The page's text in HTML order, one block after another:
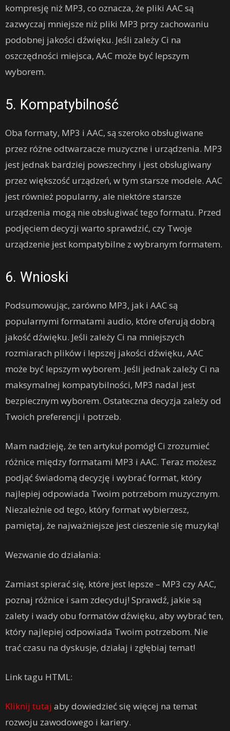
kompresję niż MP3, co oznacza, że pliki AAC są
zazwyczaj mniejsze niż pliki MP3 przy zachowaniu
podobnej jakości dźwięku. Jeśli zależy Ci na
oszczędności miejsca, AAC może być lepszym
wyborem.
5. Kompatybilność
Oba formaty, MP3 i AAC, są szeroko obsługiwane
przez różne odtwarzacze muzyczne i urządzenia. MP3
jest jednak bardziej powszechny i jest obsługiwany
przez większość urządzeń, w tym starsze modele. AAC
jest również popularny, ale niektóre starsze
urządzenia mogą nie obsługiwać tego formatu. Przed
podjęciem decyzji warto sprawdzić, czy Twoje
urządzenie jest kompatybilne z wybranym formatem.
6. Wnioski
Podsumowując, zarówno MP3, jak i AAC są
popularnymi formatami audio, które oferują dobrą
jakość dźwięku. Jeśli zależy Ci na mniejszych
rozmiarach plików i lepszej jakości dźwięku, AAC
może być lepszym wyborem. Jeśli jednak zależy Ci na
maksymalnej kompatybilności, MP3 nadal jest
bezpiecznym wyborem. Ostateczna decyzja zależy od
Twoich preferencji i potrzeb.
Mam nadzieję, że ten artykuł pomógł Ci zrozumieć
różnice między formatami MP3 i AAC. Teraz możesz
podjąć świadomą decyzję i wybrać format, który
najlepiej odpowiada Twoim potrzebom muzycznym.
Niezależnie od tego, który format wybierzesz,
pamiętaj, że najważniejsze jest cieszenie się muzyką!
Wezwanie do działania:
Zamiast spierać się, które jest lepsze – MP3 czy AAC,
poznaj różnice i sam zdecyduj! Sprawdź, jakie są
zalety i wady obu formatów dźwięku, aby wybrać ten,
który najlepiej odpowiada Twoim potrzebom. Nie
trać czasu na dyskusje, działaj i zgłębiaj temat!
Link tagu HTML:
Kliknij tutaj aby dowiedzieć się więcej na temat
rozwoju zawodowego i kariery.